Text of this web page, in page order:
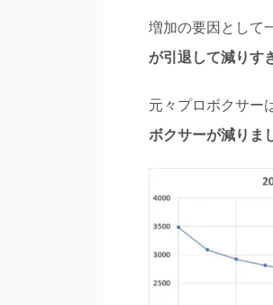
増加の要因として
が引退して減りす
元々プロボクサー
ボクサーが減りま